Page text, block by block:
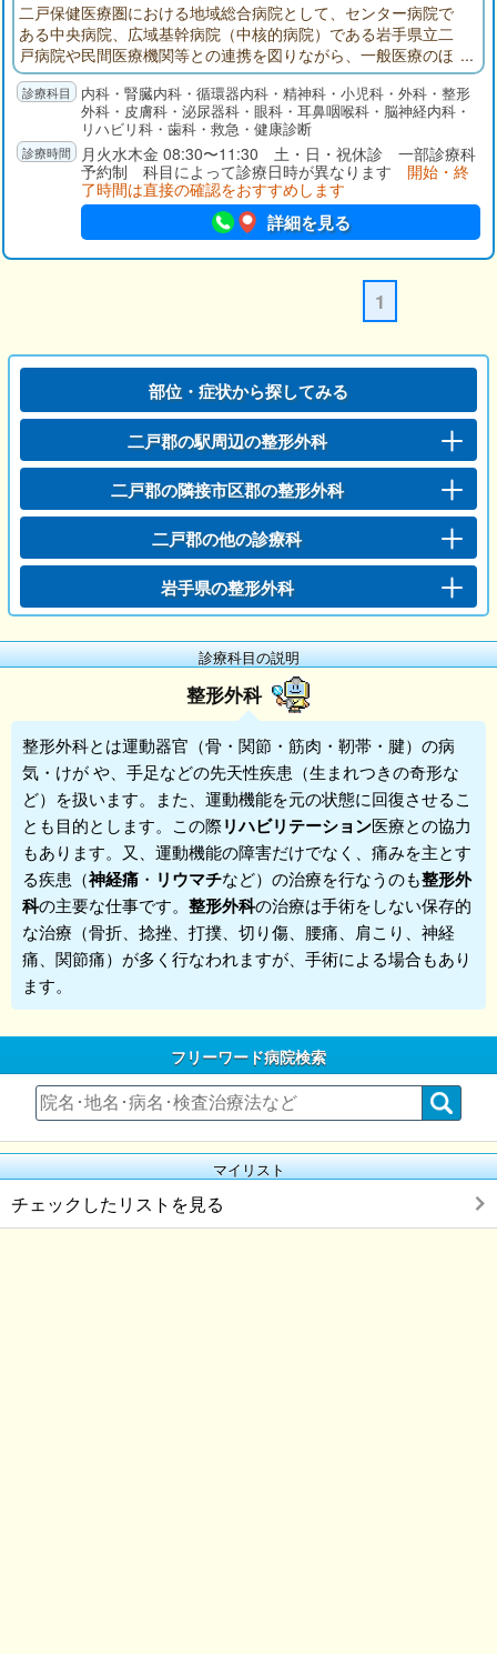
二戸保健医療圏における地域総合病院として、センター病院で
ある中央病院、広域基幹病院（中核的病院）である岩手県立二
戸病院や民間医療機関等との連携を図りながら、一般医療のほ
か、精神医療、二次救急医療・精神科救急医療及び腎不全対策
等を行っております。
内科・腎臓内科・循環器内科・精神科・小児科・外科・整形
外科・皮膚科・泌尿器科・眼科・耳鼻咽喉科・脳神経内科・
リハビリ科・歯科・救急・健康診断
月火水木金 08:30〜11:30 土・日・祝休診 一部診療科
予約制 科目によって診療日時が異なります 開始・終
了時間は直接の確認をおすすめします
詳細を見る
1
部位・症状から探してみる
二戸郡の駅周辺の整形外科
二戸郡の隣接市区郡の整形外科
二戸郡の他の診療科
岩手県の整形外科
診療科目の説明
整形外科
整形外科とは運動器官（骨・関節・筋肉・靭帯・腱）の病
気・けが や、手足などの先天性疾患（生まれつきの奇形な
ど）を扱います。また、運動機能を元の状態に回復させるこ
とも目的とします。この際リハビリテーション医療との協力
もあります。又、運動機能の障害だけでなく、痛みを主とす
る疾患（神経痛 ・ リウマチなど）の治療を行なうのも整形外
科の主要な仕事です。 整形外科の治療は手術をしない保存的
な治療（骨折、捻挫、打撲、切り傷、腰痛、肩こり、神経
痛、関節痛）が多く行なわれますが、手術による場合もあり
ます。
フリーワード病院検索
マイリスト
チェックしたリストを見る